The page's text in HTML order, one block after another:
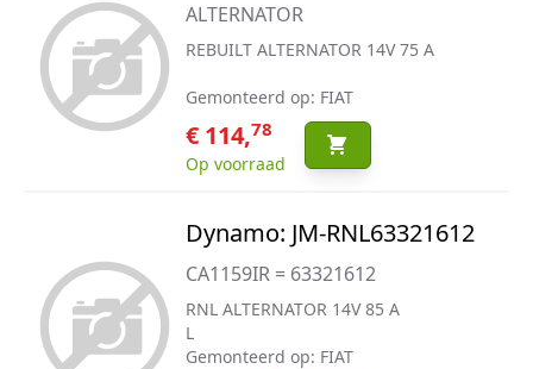
ALTERNATOR
REBUILT ALTERNATOR 14V 75 A
Gemonteerd op: FIAT
€ 114,78
Op voorraad
Dynamo: JM-RNL63321612
CA1159IR = 63321612
RNL ALTERNATOR 14V 85 A
L
Gemonteerd op: FIAT